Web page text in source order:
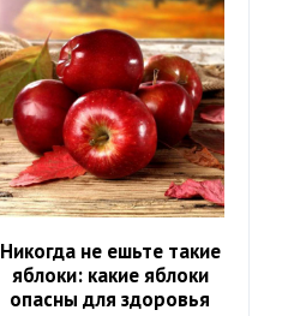
Никогда не ешьте такие
яблоки: какие яблоки
опасны для здоровья